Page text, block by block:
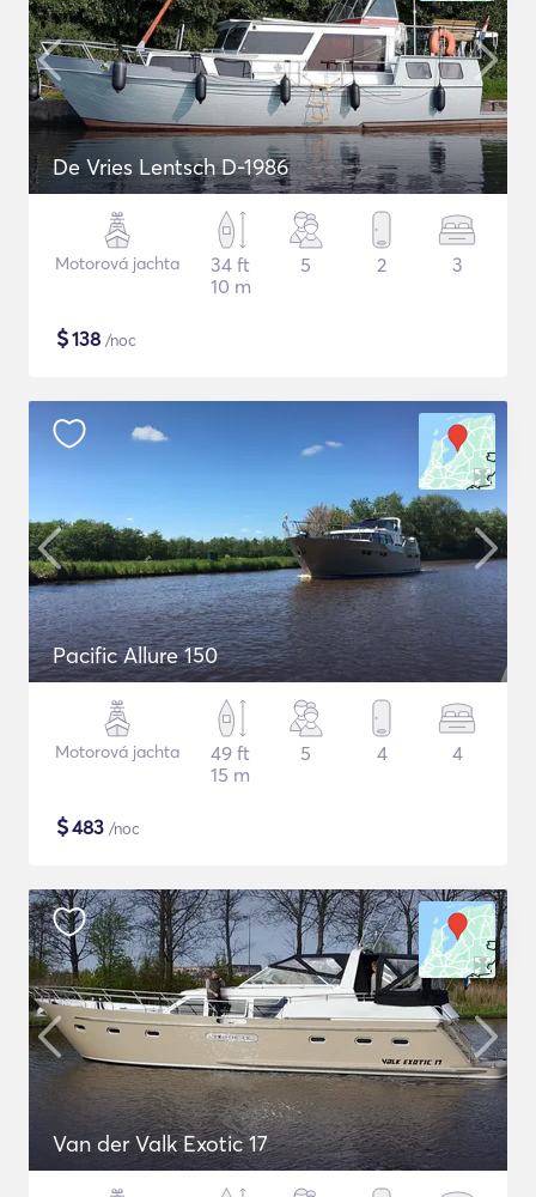
De Vries Lentsch D-1986
Motorová jachta
34 ft
10 m
5 2 3
$138 /noc
Pacific Allure 150
Motorová jachta
49 ft
15 m
5 4 4
$483 /noc
Van der Valk Exotic 17